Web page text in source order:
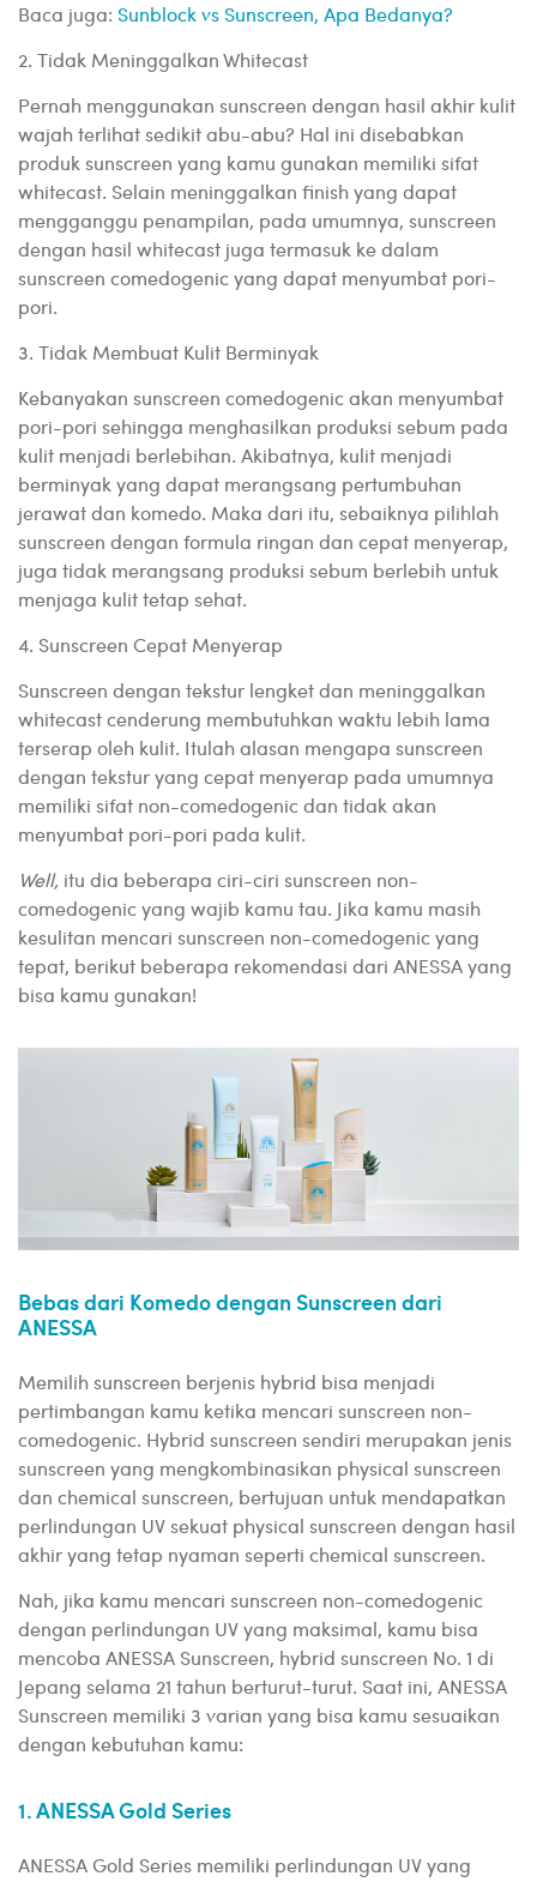
Baca juga: Sunblock vs Sunscreen, Apa Bedanya?
2. Tidak Meninggalkan Whitecast
Pernah menggunakan sunscreen dengan hasil akhir kulit
wajah terlihat sedikit abu-abu? Hal ini disebabkan
produk sunscreen yang kamu gunakan memiliki sifat
whitecast. Selain meninggalkan finish yang dapat
mengganggu penampilan, pada umumnya, sunscreen
dengan hasil whitecast juga termasuk ke dalam
sunscreen comedogenic yang dapat menyumbat pori-
pori.
3. Tidak Membuat Kulit Berminyak
Kebanyakan sunscreen comedogenic akan menyumbat
pori-pori sehingga menghasilkan produksi sebum pada
kulit menjadi berlebihan. Akibatnya, kulit menjadi
berminyak yang dapat merangsang pertumbuhan
jerawat dan komedo. Maka dari itu, sebaiknya pilihlah
sunscreen dengan formula ringan dan cepat menyerap,
juga tidak merangsang produksi sebum berlebih untuk
menjaga kulit tetap sehat.
4. Sunscreen Cepat Menyerap
Sunscreen dengan tekstur lengket dan meninggalkan
whitecast cenderung membutuhkan waktu lebih lama
terserap oleh kulit. Itulah alasan mengapa sunscreen
dengan tekstur yang cepat menyerap pada umumnya
memiliki sifat non-comedogenic dan tidak akan
menyumbat pori-pori pada kulit.
Well, itu dia beberapa ciri-ciri sunscreen non-
comedogenic yang wajib kamu tau. Jika kamu masih
kesulitan mencari sunscreen non-comedogenic yang
tepat, berikut beberapa rekomendasi dari ANESSA yang
bisa kamu gunakan!
Bebas dari Komedo dengan Sunscreen dari
ANESSA
Memilih sunscreen berjenis hybrid bisa menjadi
pertimbangan kamu ketika mencari sunscreen non-
comedogenic. Hybrid sunscreen sendiri merupakan jenis
sunscreen yang mengkombinasikan physical sunscreen
dan chemical sunscreen, bertujuan untuk mendapatkan
perlindungan UV sekuat physical sunscreen dengan hasil
akhir yang tetap nyaman seperti chemical sunscreen.
Nah, jika kamu mencari sunscreen non-comedogenic
dengan perlindungan UV yang maksimal, kamu bisa
mencoba ANESSA Sunscreen, hybrid sunscreen No. 1 di
Jepang selama 21 tahun berturut-turut. Saat ini, ANESSA
Sunscreen memiliki 3 varian yang bisa kamu sesuaikan
dengan kebutuhan kamu:
1. ANESSA Gold Series
ANESSA Gold Series memiliki perlindungan UV yang